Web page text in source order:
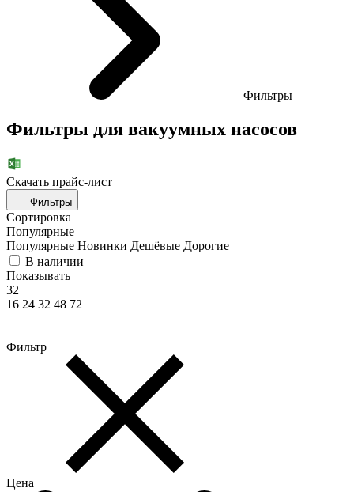
Фильтры
Фильтры для вакуумных насосов
Скачать прайc-лист
Фильтры
Сортировка
Популярные
Популярные Новинки Дешёвые Дорогие
В наличии
Показывать
32
16 24 32 48 72
Фильтр
Цена